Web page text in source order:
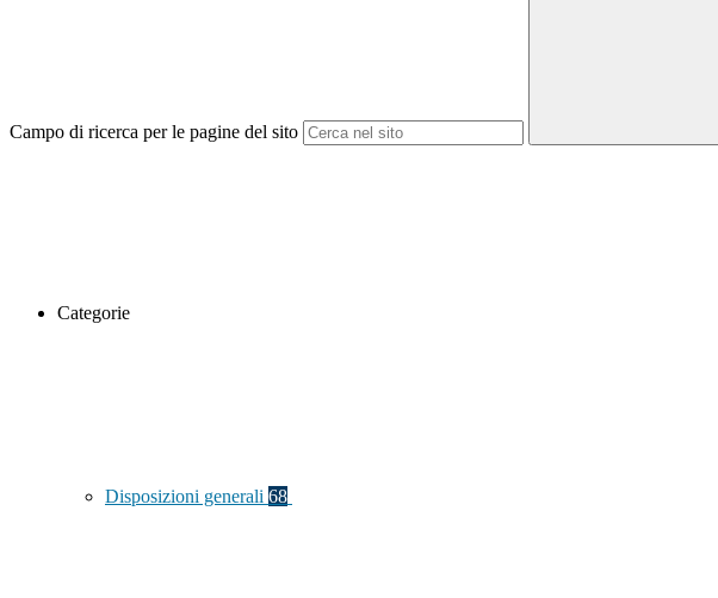
Campo di ricerca per le pagine del sito
Categorie
Disposizioni generali 68